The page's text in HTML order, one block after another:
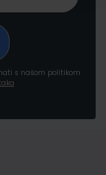
s našom politikom